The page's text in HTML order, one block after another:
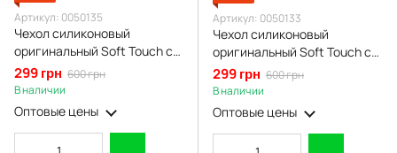
Артикул: 0050135
Чехол силиконовый
оригинальный Soft Touch с
3D принтом волшебной
минни маус для Xiaomi Poco
M6 Pro 4G молочный
(Полная защита камеры)
299 грн 600 грн
В наличии
Оптовые цены
Артикул: 0050133
Чехол силиконовый
оригинальный Soft Touch с
3D принтом волшебной
минни маус для Xiaomi Poco
M6 Pro 4G малиновый
(Полная защита камеры)
299 грн 600 грн
В наличии
Оптовые цены